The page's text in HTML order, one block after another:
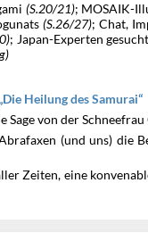
(S.20/21); MOSAIK-
(S.26/27); Chat,
; Japan-Experten
Die Heilung des Samurai
Sage von der Schneefrau
(und uns) die
Zeiten, eine